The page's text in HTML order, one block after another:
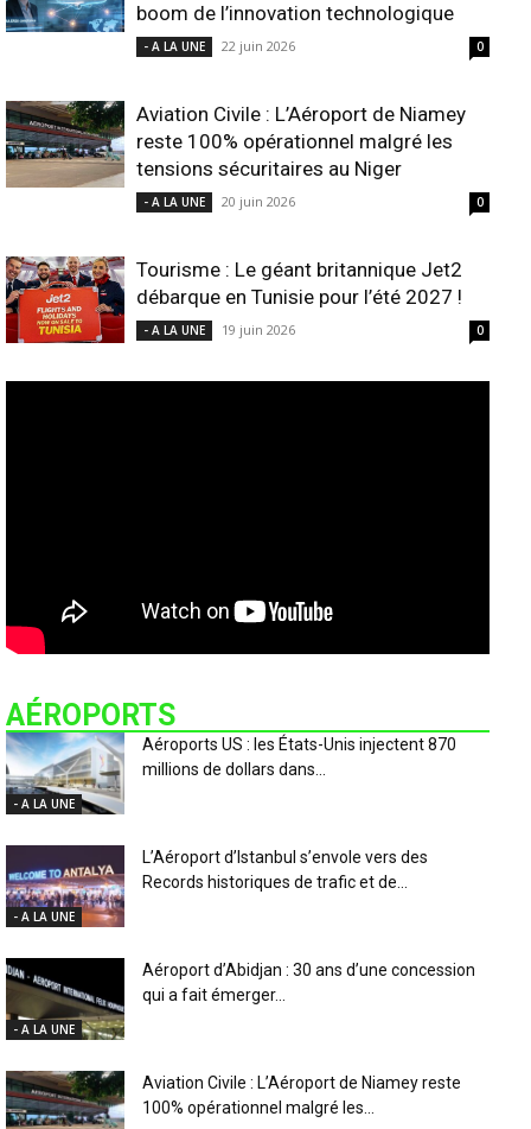
boom de l’innovation technologique
- A LA UNE 22 juin 2026 0
Aviation Civile : L’Aéroport de Niamey
reste 100% opérationnel malgré les
tensions sécuritaires au Niger
- A LA UNE 20 juin 2026 0
Tourisme : Le géant britannique Jet2
débarque en Tunisie pour l’été 2027 !
- A LA UNE 19 juin 2026 0
AÉROPORTS
- A LA UNE
Aéroports US : les États-Unis injectent 870
millions de dollars dans...
- A LA UNE
L’Aéroport d’Istanbul s’envole vers des
Records historiques de trafic et de...
- A LA UNE
Aéroport d’Abidjan : 30 ans d’une concession
qui a fait émerger...
Aviation Civile : L’Aéroport de Niamey reste
100% opérationnel malgré les...